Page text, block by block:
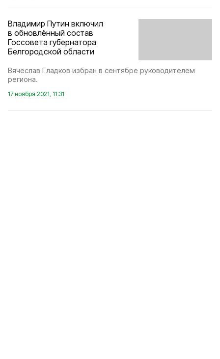
Владимир Путин включил
в обновлённый состав
Госсовета губернатора
Белгородской области
Вячеслав Гладков избран в сентябре руководителем
региона.
17 ноября 2021, 11:31